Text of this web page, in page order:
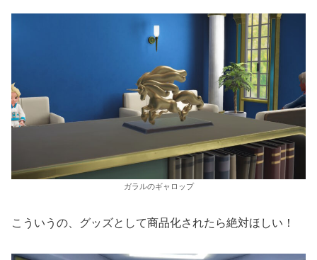
ガラルのギャロップ
こういうの、グッズとして商品化されたら絶対ほしい！